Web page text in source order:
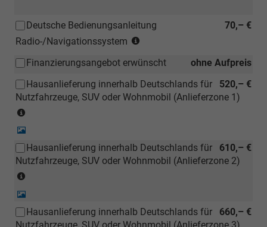
70,– €
Deutsche Bedienungsanleitung
Radio-/Navigationssystem
auch
bei
einem
deutschen
nachbestellt
werden)
ohne Aufpreis
Finanzierungsangebot erwünscht
520,– €
Hausanlieferung innerhalb Deutschlands für
Nutzfahrzeuge, SUV oder Wohnmobil (Anlieferzone 1)
(Ausgenommen
Inselanlieferungen)
610,– €
Hausanlieferung innerhalb Deutschlands für
Nutzfahrzeuge, SUV oder Wohnmobil (Anlieferzone 2)
(Ausgenommen
660,– €
Hausanlieferung innerhalb Deutschlands für